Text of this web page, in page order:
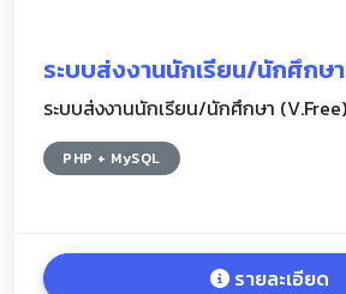
ระบบส่งงานนักเรียน/นักศึกษ
ระบบส่งงานนักเรียน/นักศึกษา (V.Free)
PHP + MySQL
รายละเอียด